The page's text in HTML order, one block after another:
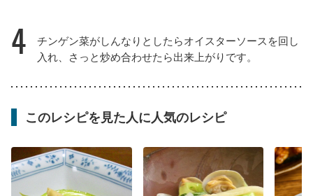
4
チンゲン菜がしんなりとしたらオイスターソースを回し
入れ、さっと炒め合わせたら出来上がりです。
このレシピを見た人に人気のレシピ